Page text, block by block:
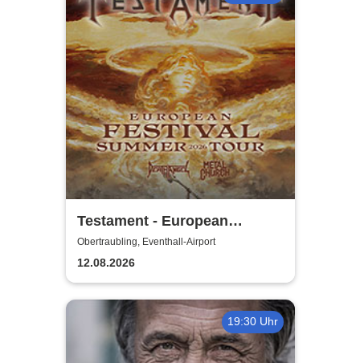
Testament - European
Festival Summer Tour 2026
Obertraubling, Eventhall-Airport
12.08.2026
19:30 Uhr